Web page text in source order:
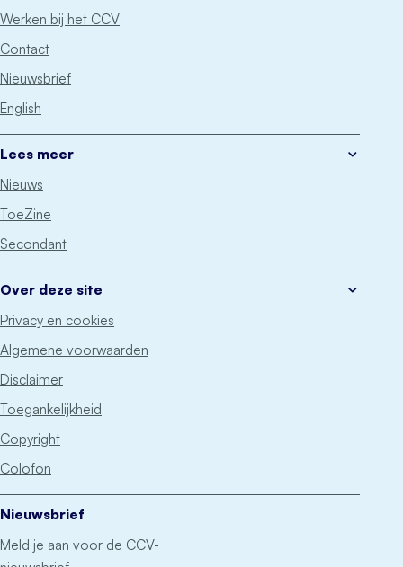
Werken bij het CCV
Contact
Nieuwsbrief
English
Lees meer
Nieuws
ToeZine
Secondant
Over deze site
Privacy en cookies
Algemene voorwaarden
Disclaimer
Toegankelijkheid
Copyright
Colofon
Nieuwsbrief
Meld je aan voor de CCV-